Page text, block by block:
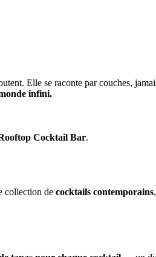
Elle se raconte par couches,
infini.
Cocktail Bar.
collection de cocktails contemporains